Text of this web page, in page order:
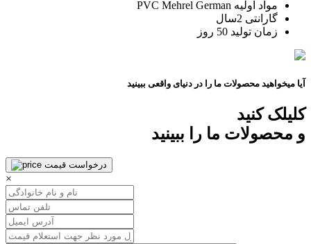
مواد اولیه
گارانتی
زمان تولید
آیا میخواهید محصولات ما را در دنیای واقعی ببینید
کلیلک کنید
و محصولات ما را ببینید
درخواست قیمت
×